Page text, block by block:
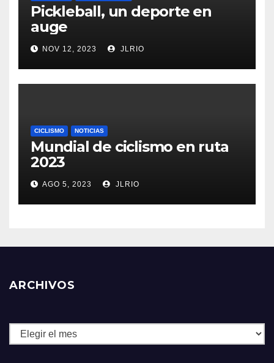
Pickleball, un deporte en
auge
NOV 12, 2023 JLRIO
CICLISMO NOTICIAS
Mundial de ciclismo en ruta
2023
AGO 5, 2023 JLRIO
ARCHIVOS
Archivos